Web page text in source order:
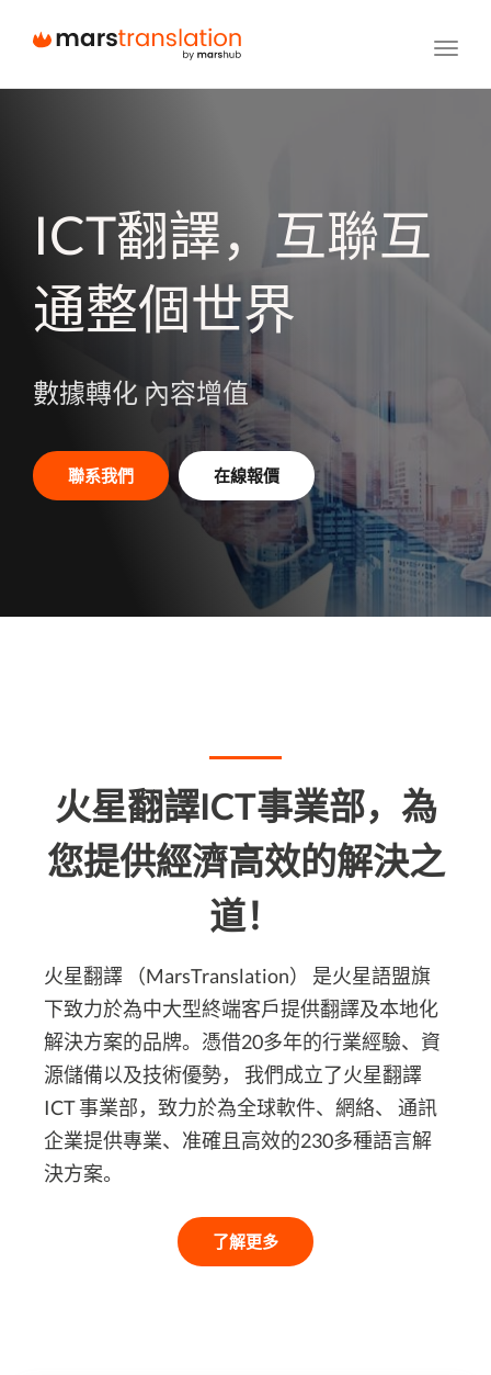
ICT翻譯，互聯互
通整個世界
數據轉化 內容增值
聯系我們 在線報價
火星翻譯ICT事業部，為
您提供經濟高效的解決之
道！
火星翻譯 （MarsTranslation） 是火星語盟旗
下致力於為中大型終端客戶提供翻譯及本地化
解決方案的品牌。憑借20多年的行業經驗、資
源儲備以及技術優勢， 我們成立了火星翻譯
ICT 事業部，致力於為全球軟件、網絡、 通訊
企業提供專業、准確且高效的230多種語言解
決方案。
了解更多